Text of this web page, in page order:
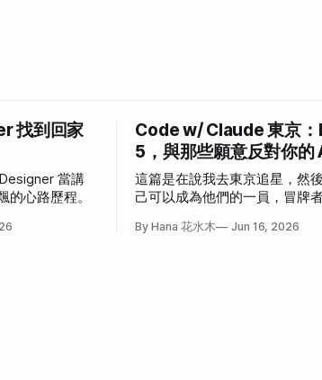
找到回家
當講
的心路歷程。
Code w/ Claude 東京
5，與那些願意反對你的
這篇是在說我去東京追星，然
己可以成為他們的一員，冒牌
By Hana 花水木 Jun 16, 2026